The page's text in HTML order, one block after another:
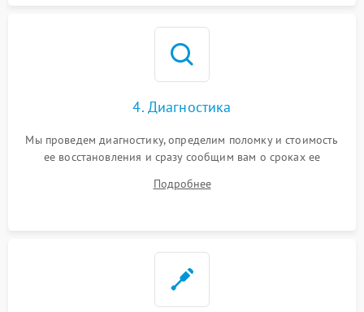
4. Диагностика
Мы проведем диагностику, определим поломку и стоимость
ее восстановления и сразу сообщим вам о сроках ее
Подробнее